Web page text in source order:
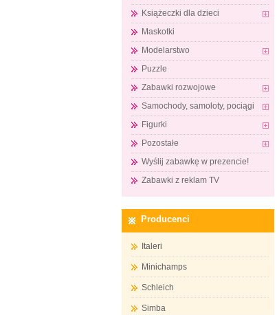
Książeczki dla dzieci
Maskotki
Modelarstwo
Puzzle
Zabawki rozwojowe
Samochody, samoloty, pociągi
Figurki
Pozostałe
Wyślij zabawkę w prezencie!
Zabawki z reklam TV
Producenci
Italeri
Minichamps
Schleich
Simba